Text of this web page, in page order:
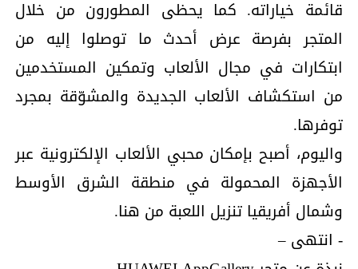
قائمة خياراته. كما يحظى المطورون من خلال
المتجر بفرصة عرض أحدث ما توصلوا إليه من
ابتكارات في مجال الألعاب وتمكين المستخدمين
من استكشاف الألعاب الجديدة والمشوّقة بمجرد
توفرها.
واليوم، أصبح بإمكان محبي الألعاب الإلكترونية عبر
الأجهزة المحمولة في منطقة الشرق الأوسط
وشمال أفريقيا تنزيل اللعبة من هنا.
- انتهى –